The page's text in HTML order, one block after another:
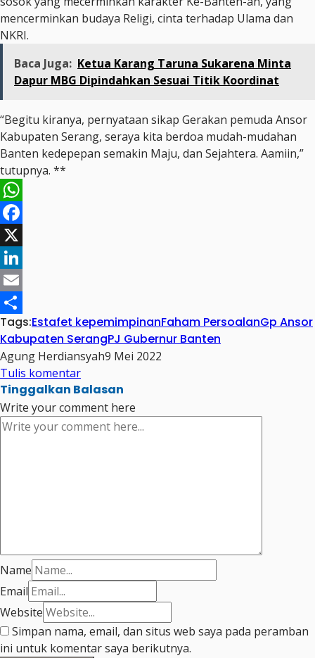
mencerminkan budaya Religi, cinta terhadap Ulama dan
NKRI.
Baca Juga: Ketua Karang Taruna Sukarena Minta
Dapur MBG Dipindahkan Sesuai Titik Koordinat
“Begitu kiranya, pernyataan sikap Gerakan pemuda Ansor
Kabupaten Serang, seraya kita berdoa mudah-mudahan
Banten kedepepan semakin Maju, dan Sejahtera. Aamiin,”
tutupnya. **
WhatsApp
Facebook
X
LinkedIn
Email
Share
Tags:Estafet kepemimpinanFaham PersoalanGp Ansor
Kabupaten SerangPJ Gubernur Banten
Agung Herdiansyah9 Mei 2022
Tulis komentar
Tinggalkan Balasan
Write your comment here
Name
Email
Website
Simpan nama, email, dan situs web saya pada peramban
ini untuk komentar saya berikutnya.